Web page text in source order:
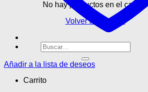
No hay productos en el carrito.
Volver a la tienda
Buscar
por:
Carrito
Añadir a la lista de deseos